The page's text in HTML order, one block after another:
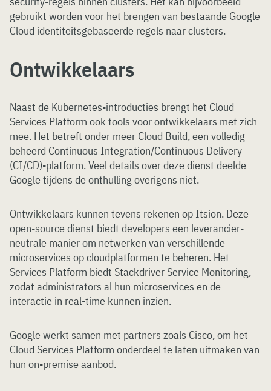
gebruikt worden voor het brengen van bestaande Google
Cloud identiteitsgebaseerde regels naar clusters.
Ontwikkelaars
Naast de Kubernetes-introducties brengt het Cloud
Services Platform ook tools voor ontwikkelaars met zich
mee. Het betreft onder meer Cloud Build, een volledig
beheerd Continuous Integration/Continuous Delivery
(CI/CD)-platform. Veel details over deze dienst deelde
Google tijdens de onthulling overigens niet.
Ontwikkelaars kunnen tevens rekenen op Itsion. Deze
open-source dienst biedt developers een leverancier-
neutrale manier om netwerken van verschillende
microservices op cloudplatformen te beheren. Het
Services Platform biedt Stackdriver Service Monitoring,
zodat administrators al hun microservices en de
interactie in real-time kunnen inzien.
Google werkt samen met partners zoals Cisco, om het
Cloud Services Platform onderdeel te laten uitmaken van
hun on-premise aanbod.